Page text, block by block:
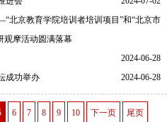
北京教育学院培训者培训项目”和“北京市
观摩活动圆满落幕
2024-06-28
成功举办
2024-06-28
6 7 8 9 10 下一页 尾页